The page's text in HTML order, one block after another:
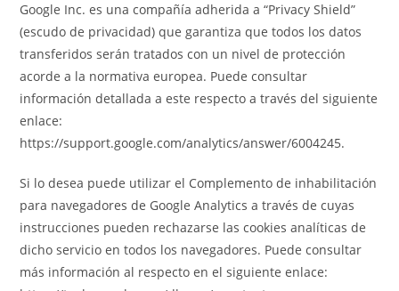
Google Inc. es una compañía adherida a “Privacy Shield”
(escudo de privacidad) que garantiza que todos los datos
transferidos serán tratados con un nivel de protección
acorde a la normativa europea. Puede consultar
información detallada a este respecto a través del siguiente
enlace:
https://support.google.com/analytics/answer/6004245.
Si lo desea puede utilizar el Complemento de inhabilitación
para navegadores de Google Analytics a través de cuyas
instrucciones pueden rechazarse las cookies analíticas de
dicho servicio en todos los navegadores. Puede consultar
más información al respecto en el siguiente enlace: